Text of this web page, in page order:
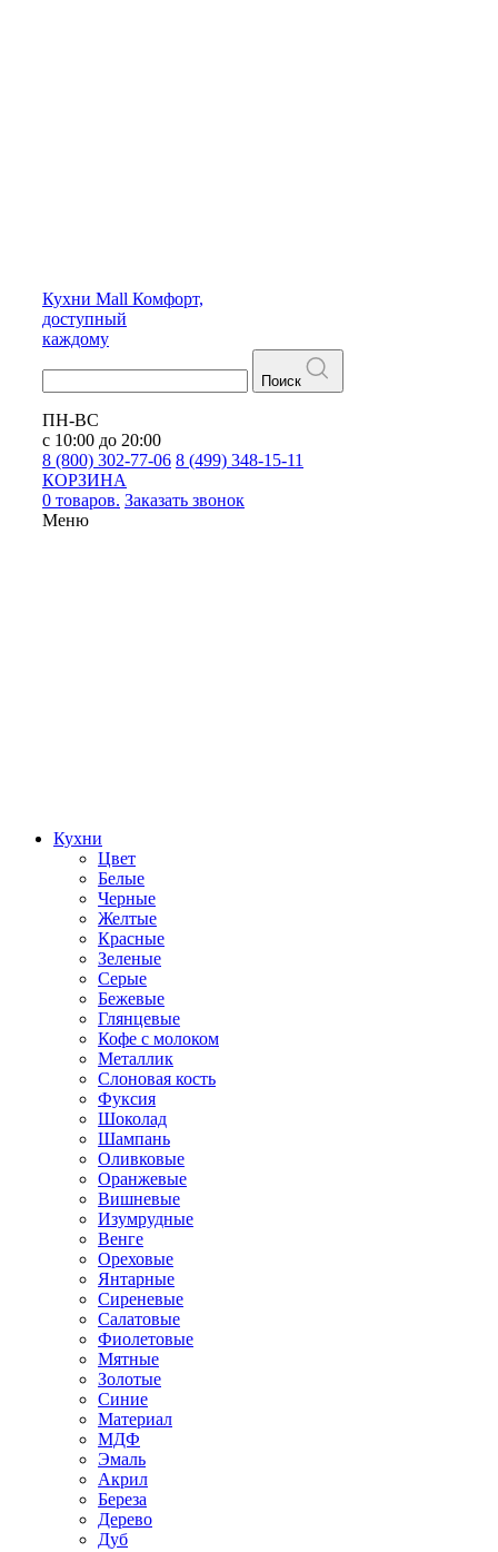
Кухни Mall Комфорт,
доступный
каждому
Поиск
ПН-ВС
с 10:00 до 20:00
8 (800) 302-77-06 8 (499) 348-15-11
КОРЗИНА
0 товаров. Заказать звонок
Меню
Кухни
Цвет
Белые
Черные
Желтые
Красные
Зеленые
Серые
Бежевые
Глянцевые
Кофе с молоком
Металлик
Слоновая кость
Фуксия
Шоколад
Шампань
Оливковые
Оранжевые
Вишневые
Изумрудные
Венге
Ореховые
Янтарные
Сиреневые
Салатовые
Фиолетовые
Мятные
Золотые
Синие
Материал
МДФ
Эмаль
Акрил
Береза
Дерево
Дуб